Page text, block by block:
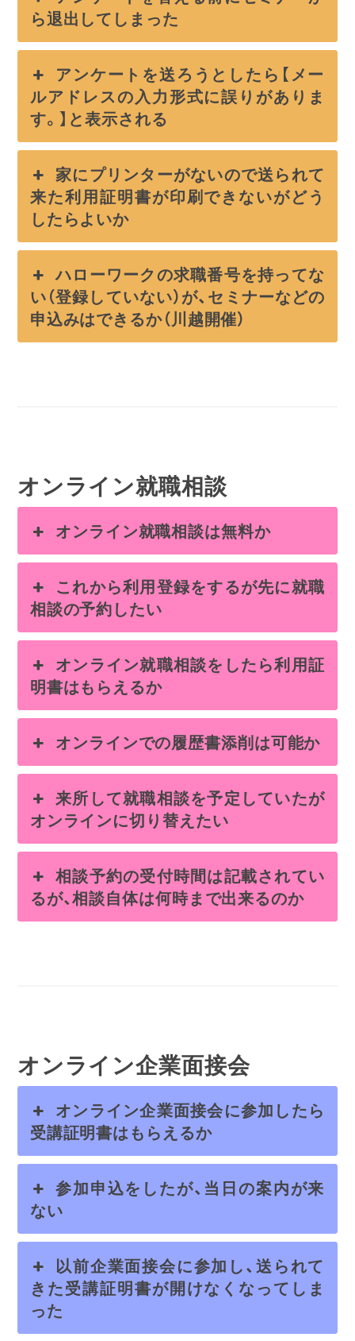
ら退出してしまった
アンケートを送ろうとしたら【メー
ルアドレスの入力形式に誤りがありま
す。】と表示される
家にプリンターがないので送られて
来た利用証明書が印刷できないがどう
したらよいか
ハローワークの求職番号を持ってな
い（登録していない）が、セミナーなどの
申込みはできるか（川越開催）
オンライン就職相談
オンライン就職相談は無料か
これから利用登録をするが先に就職
相談の予約したい
オンライン就職相談をしたら利用証
明書はもらえるか
オンラインでの履歴書添削は可能か
来所して就職相談を予定していたが
オンラインに切り替えたい
相談予約の受付時間は記載されてい
るが、相談自体は何時まで出来るのか
オンライン企業面接会
オンライン企業面接会に参加したら
受講証明書はもらえるか
参加申込をしたが、当日の案内が来
ない
以前企業面接会に参加し、送られて
きた受講証明書が開けなくなってしま
った